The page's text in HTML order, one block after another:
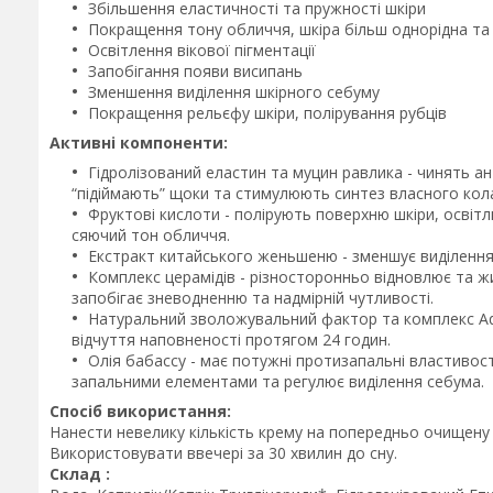
Збільшення еластичності та пружності шкіри
Покращення тону обличчя, шкіра більш однорідна
Освітлення вікової пігментації
Запобігання появи висипань
Зменшення виділення шкірного себуму
Покращення рельєфу шкіри, полірування рубців
Активні компоненти:
Гідролізований еластин та муцин равлика - чинять
“підіймають” щоки та стимулюють синтез власного
Фруктові кислоти - полірують поверхню шкіри,
сяючий тон обличчя.
Екстракт китайського женьшеню - зменшує
Комплекс церамідів - різносторонньо відновлює та
запобігає зневодненню та надмірній чутливості.
Натуральний зволожувальний фактор та комплекс
відчуття наповненості протягом 24 годин.
Олія бабассу - має потужні протизапальні
запальними елементами та регулює виділення себума.
Спосіб використання:
Нанести невелику кількість крему на попередньо очищену
Використовувати ввечері за 30 хвилин до сну.
Склад :